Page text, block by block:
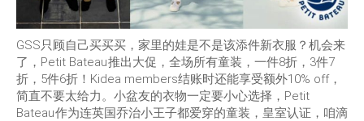
GSS只顾自己买买买，家里的娃是不是该添件新衣服？机会来
了，Petit Bateau推出大促，全场所有童装，一件8折，3件7
折，5件6折！Kidea members结账时还能享受额外10% off，
简直不要太给力。小盆友的衣物一定要小心选择，Petit
Bateau作为连英国乔治小王子都爱穿的童装，皇室认证，咱滴